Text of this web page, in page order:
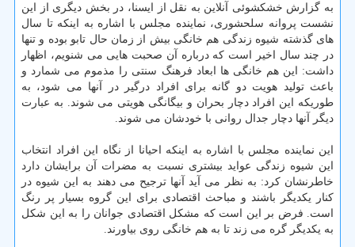
به گزارش خشكشوئی آنلاین به نقل از ایسنا، در بخش دیگری از این
نشست پروانه سلحشوری، نماینده مجلس با اشاره به اینكه تا سال
های گذشته شیوه زندگی هم خانگی بیش از زمان حال تابو بوده و تنها
در چند سال اخیر است كه درباره آن صحبت هایی می شنویم، اظهار
داشت: این هم خانگی ها ابعاد فرهنگ سنتی را مذموم می شمارد و
باعث تولید هویت دو گانه برای افراد درگیر در آنها می شود، به
طوریكه این افراد دچار بحران و بیگانگی هویتی می شوند. به عبارت
دیگر آنها دچار جدال روانی با خودشان می شوند.
این نماینده مجلس با اشاره به اینكه احیانا از نگاه این افراد انتخاب
این شیوه زندگی عواید بیشتری نسبت به مضرات آن برایشان دارد
خاطرنشان كرد: به نظر می آید آنها ترجیح می دهند به این شیوه در
كنار یكدیگر باشند و مباحث اقتصادی برای این گروه بسیار پر رنگ
است. فرض بر این است كه مشكل اقتصادی جوانان را به این شكل
به یكدیگر گره می زند تا به هم خانگی روی بیاورند.